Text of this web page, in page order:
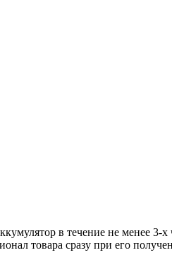
в течение не менее
товара сразу при его